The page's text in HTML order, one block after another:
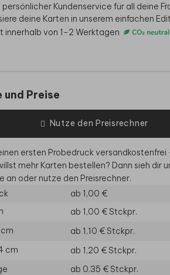
persönlicher Kundenservice für all deine
deine Karten in unserem einfachen
innerhalb von 1-2 Werktagen
und Preise
Nutze den Preisrechner
ersten Probedruck versandkostenfrei
mehr Karten bestellen? Dann sieh dir
an oder nutze den Preisrechner.
ab 1,00 €
ab 1,00 €Stckpr.
cm
ab 1,10 €Stckpr.
cm
ab 1,20 €Stckpr.
ab 0,35 €Stckpr.